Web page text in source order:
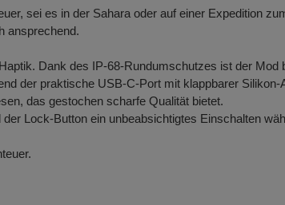
sei es in der Sahara oder auf einer Expedition
ansprechend.
Dank des IP-68-Rundumschutzes ist der
der praktische USB-C-Port mit klappbarer
das gestochen scharfe Qualität bietet.
Lock-Button ein unbeabsichtigtes Einschalten